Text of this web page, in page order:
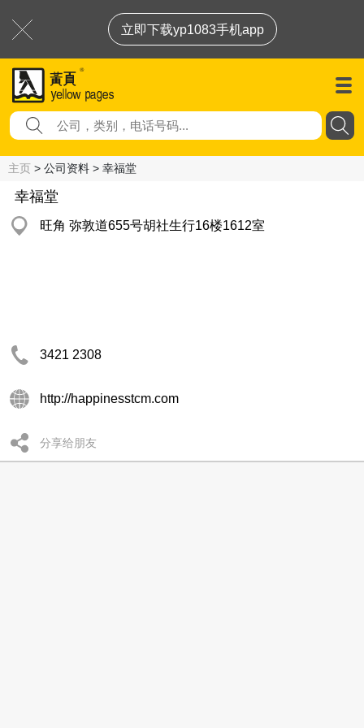
立即下载yp1083手机app
主页 > 公司资料 > 幸福堂
幸福堂
旺角 弥敦道655号胡社生行16楼1612室
3421 2308
http://happinesstcm.com
分享给朋友